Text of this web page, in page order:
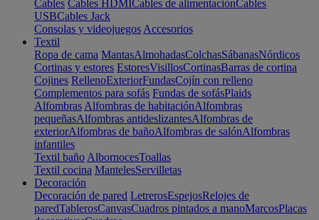
Cables Cables HDMICables de alimentaciónCables
USBCables Jack
Consolas y videojuegos Accesorios
Textil
Ropa de cama MantasAlmohadasColchasSábanasNórdicos
Cortinas y estores EstoresVisillosCortinasBarras de cortina
Cojines RellenoExteriorFundasCojín con relleno
Complementos para sofás Fundas de sofásPlaids
Alfombras Alfombras de habitaciónAlfombras
pequeñasAlfombras antideslizantesAlfombras de
exteriorAlfombras de bañoAlfombras de salónAlfombras
infantiles
Textil baño AlbornocesToallas
Textil cocina MantelesServilletas
Decoración
Decoración de pared LetrerosEspejosRelojes de
paredTablerosCanvasCuadros pintados a manoMarcosPlacas